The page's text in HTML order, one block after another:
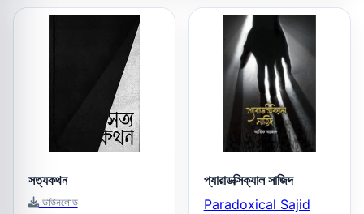
সত্যকথন
ডাউনলোড
প্যারাডক্সিক্যাল সাজিদ
Paradoxical Sajid